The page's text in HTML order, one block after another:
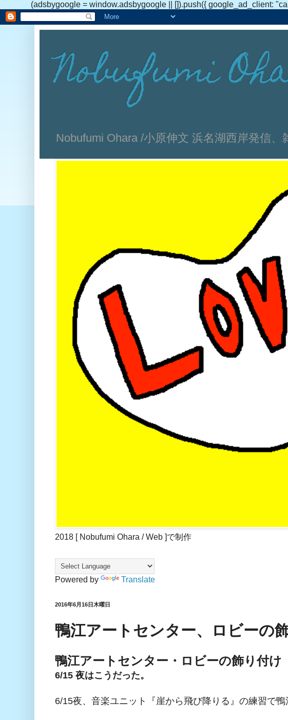
(adsbygoogle = window.adsbygoogle || []).push({ google_ad_client:
Nobufumi
Nobufumi Ohara /小原伸文 浜名湖西岸発信
2018 [ Nobufumi Ohara / Web ]で制作
Powered by Translate
2016年6月16日木曜日
鴨江アートセンター、ロビーの
鴨江アートセンター・ロビーの飾り付け
6/15 夜はこうだった。
6/15夜、音楽ユニット『崖から飛び降りる』の練習で鴨